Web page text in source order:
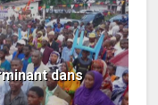
dans